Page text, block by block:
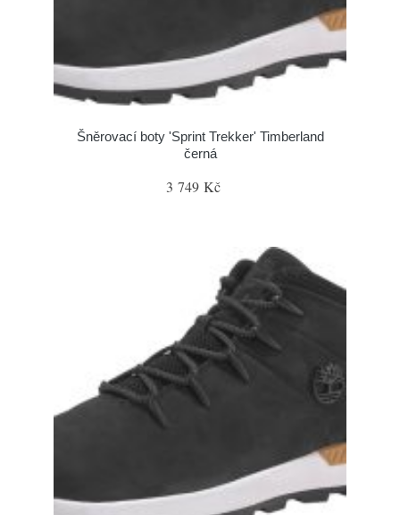
Šněrovací boty 'Sprint Trekker' Timberland
černá
3 749 Kč